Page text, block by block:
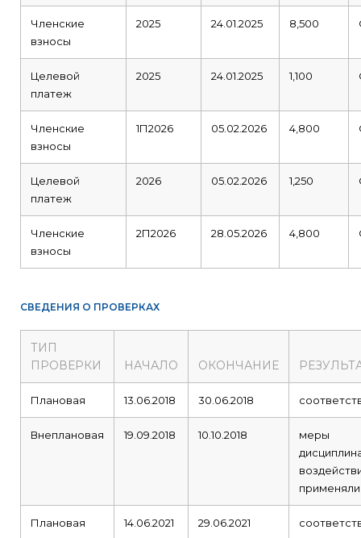
Членские
взносы
2025 24.01.2025 8,500
Целевой
платеж
2025 24.01.2025 1,100
Членские
взносы
1П2026 05.02.2026 4,800
Целевой
платеж
2026 05.02.2026 1,250
Членские
взносы
2П2026 28.05.2026 4,800
СВЕДЕНИЯ О ПРОВЕРКАХ
ТИП
ПРОВЕРКИ
НАЧАЛО ОКОНЧАНИЕ
Плановая 13.06.2018 30.06.2018
Внеплановая 19.09.2018 10.10.2018
меры
Плановая 14.06.2021 29.06.2021